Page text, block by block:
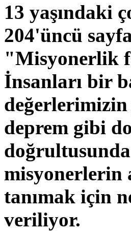
13 yaşındaki
204'üncü
"Misyonerlik
İnsanları bir
değerlerimizin
deprem gibi
misyonerlerin
tanımak için
veriliyor.